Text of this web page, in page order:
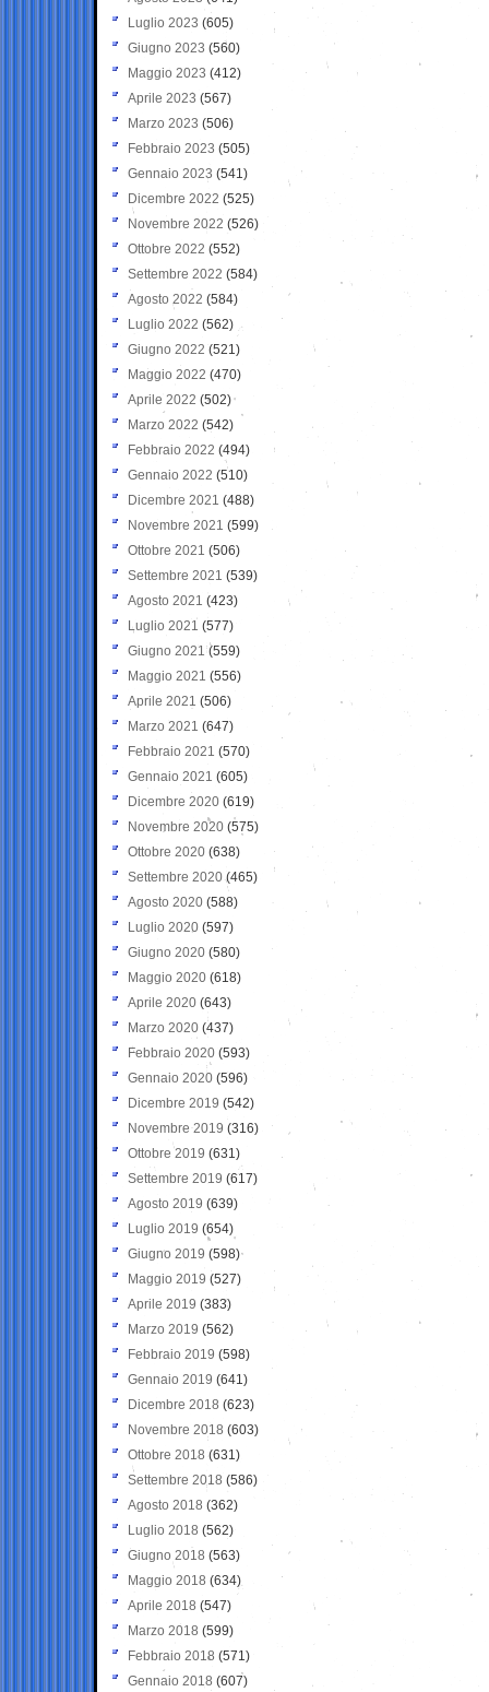
Luglio 2023 (605)
Giugno 2023 (560)
Maggio 2023 (412)
Aprile 2023 (567)
Marzo 2023 (506)
Febbraio 2023 (505)
Gennaio 2023 (541)
Dicembre 2022 (525)
Novembre 2022 (526)
Ottobre 2022 (552)
Settembre 2022 (584)
Agosto 2022 (584)
Luglio 2022 (562)
Giugno 2022 (521)
Maggio 2022 (470)
Aprile 2022 (502)
Marzo 2022 (542)
Febbraio 2022 (494)
Gennaio 2022 (510)
Dicembre 2021 (488)
Novembre 2021 (599)
Ottobre 2021 (506)
Settembre 2021 (539)
Agosto 2021 (423)
Luglio 2021 (577)
Giugno 2021(559)
Maggio 2021 (556)
Aprile 2021 (506)
Marzo 2021 (647)
Febbraio 2021 (570)
Gennaio 2021 (605)
Dicembre 2020 (619)
Novembre 2020 (575)
Ottobre 2020 (638)
Settembre 2020(465)
Agosto 2020 (588)
Luglio 2020 (597)
Giugno 2020 (580)
Maggio 2020 (618)
Aprile 2020 (643)
Marzo 2020 (437)
Febbraio 2020 (593)
Gennaio 2020 (596)
Dicembre 2019 (542)
Novembre 2019 (316)
Ottobre 2019 (631)
Settembre 2019 (617)
Agosto 2019 (639)
Luglio 2019 (654)
Giugno 2019 (598)
Maggio 2019 (527)
Aprile 2019 (383)
Marzo 2019 (562)
Febbraio 2019 (598)
Gennaio 2019 (641)
Dicembre 2018 (623)
Novembre 2018 (603)
Ottobre 2018 (631)
Settembre 2018 (586)
Agosto 2018 (362)
Luglio 2018 (562)
Giugno 2018 (563)
Maggio 2018 (634)
Aprile 2018 (547)
Marzo 2018 (599)
Febbraio 2018 (571)
Gennaio 2018 (607)